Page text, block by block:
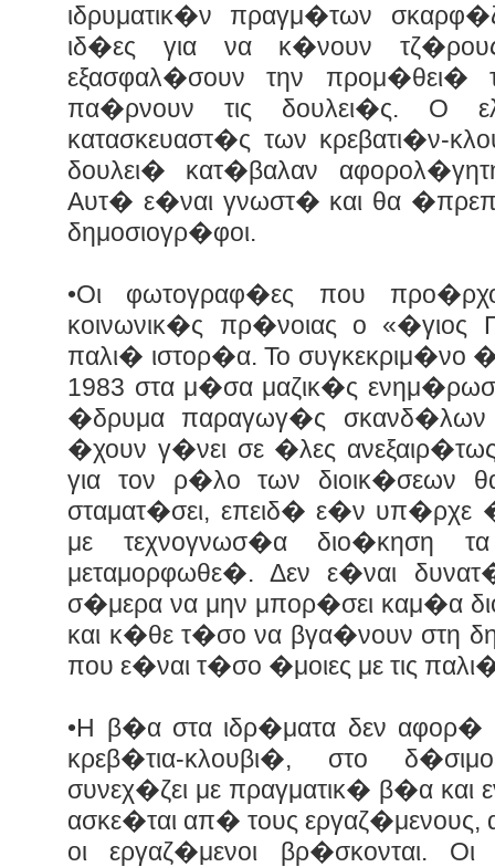
ιδρυματικ�ν πραγμ�των
ιδ�ες για να κ�νουν
εξασφαλ�σουν την
πα�ρνουν τις δουλει�ς. Ο
κατασκευαστ�ς των κρεβατι�ν-
δουλει� κατ�βαλαν
Αυτ� ε�ναι γνωστ� και θα
δημοσιογρ�φοι.
•Οι φωτογραφ�ες που
κοινωνικ�ς πρ�νοιας ο «�γιος
παλι� ιστορ�α. Το συγκεκριμ�νο
1983 στα μ�σα μαζικ�ς
�δρυμα παραγωγ�ς
�χουν γ�νει σε �λες
για τον ρ�λο των διοικ�σεων
σταματ�σει, επειδ� ε�ν υπ�ρχε
με τεχνογνωσ�α διο�κηση
μεταμορφωθε�. Δεν ε�ναι
σ�μερα να μην μπορ�σει καμ�α
και κ�θε τ�σο να βγα�νουν στη
που ε�ναι τ�σο �μοιες με τις
•Η β�α στα ιδρ�ματα δεν αφορ�
κρεβ�τια-κλουβι�, στο
συνεχ�ζει με πραγματικ� β�α
ασκε�ται απ� τους
οι εργαζ�μενοι βρ�σκονται.